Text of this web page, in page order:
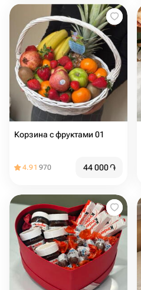
Корзина с фруктами 01
4.91 970 44 000֏